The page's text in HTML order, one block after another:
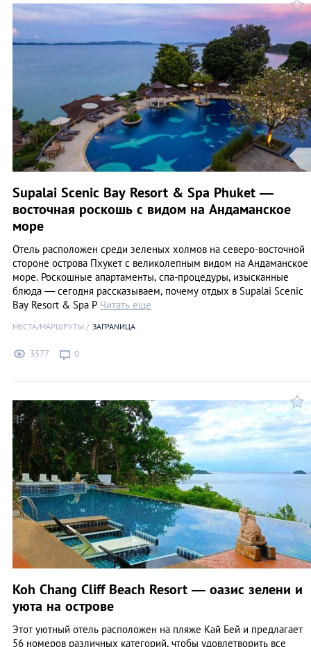
Supalai Scenic Bay Resort & Spa Phuket —
восточная роскошь с видом на Андаманское
море
Отель расположен среди зеленых холмов на северо-восточной
стороне острова Пхукет с великолепным видом на Андаманское
море. Роскошные апартаменты, спа-процедуры, изысканные
блюда — сегодня рассказываем, почему отдых в Supalai Scenic
Bay Resort & Spa P Читать еще
МЕСТА/МАРШРУТЫ ЗАГРАNИЦА
3577 0
Koh Chang Cliff Beach Resort — оазис зелени и
уюта на острове
Этот уютный отель расположен на пляже Кай Бей и предлагает
56 номеров различных категорий, чтобы удовлетворить все